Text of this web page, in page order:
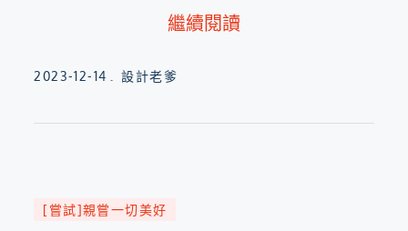
繼續閱讀
Posted
2023-12-14 設計老爹
[嘗試]親嘗一切美好